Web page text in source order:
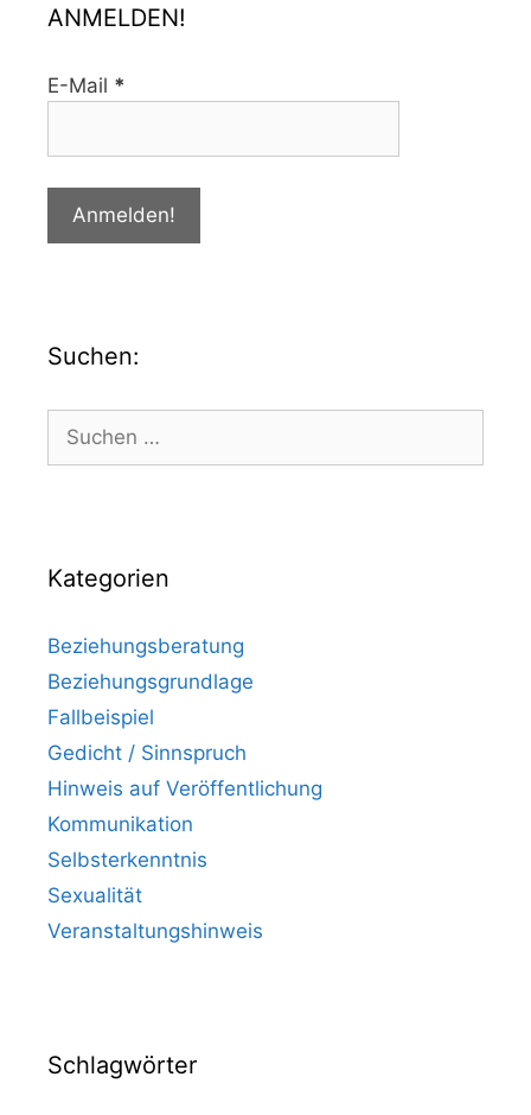
ANMELDEN!
E-Mail *
Suchen:
Kategorien
Beziehungsberatung
Beziehungsgrundlage
Fallbeispiel
Gedicht / Sinnspruch
Hinweis auf Veröffentlichung
Kommunikation
Selbsterkenntnis
Sexualität
Veranstaltungshinweis
Schlagwörter